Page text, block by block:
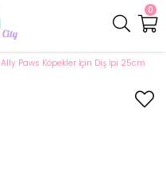
0
Ally Paws Köpekler İçin Diş İpi 25cm